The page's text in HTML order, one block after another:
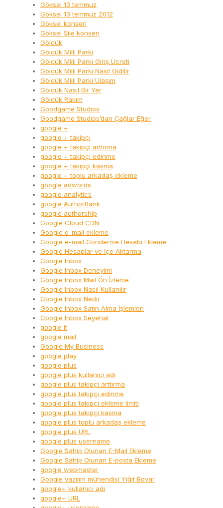
Göksel 13 temmuz
Göksel 13 temmuz 2012
Göksel konseri
Göksel Şile konseri
Gölcük
Gölcük Milli Parkı
Gölcük Milli Parkı Giriş Ücreti
Gölcük Milli Parkı Nasıl Gidilir
Gölcük Milli Parkı Ulaşım
Gölcük Nasıl Bir Yer
Gölcük Rakım
Goodgame Studios
Goodgame Studios’dan Çağlar Eğer
google +
google + takipçi
google + takipçi arttırma
google + takipçi edinme
google + takipçi kasma
google + toplu arkadaş ekleme
google adwords
google analytics
google AuthorRank
google authorship
Google Cloud CDN
Google e-mail ekleme
Google e-mail Gönderme Hesabı Ekleme
Google Hesaplar ve İçe Aktarma
Google Inbox
Google Inbox Deneyimi
Google Inbox Mail Ön İzleme
Google Inbox Nasıl Kullanılır
Google Inbox Nedir
Google Inbox Satın Alma İşlemleri
Google Inbox Seyehat
google it
google mail
Google My Business
google play
google plus
google plus kullanıcı adı
google plus takipçi arttırma
google plus takipçi edinme
google plus takipçi ekleme limiti
google plus takipçi kasma
google plus toplu arkadaş ekleme
google plus URL
google plus username
Google Sahip Olunan E-Mail Ekleme
Google Sahip Olunan E-posta Ekleme
google webmaster
Google yazılım mühendisi Yiğit Boyar
google+ kullanıcı adı
google+ URL